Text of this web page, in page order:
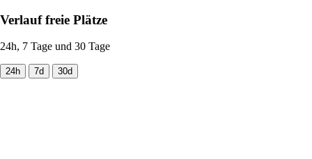
Verlauf freie Plätze
24h, 7 Tage und 30 Tage
24h 7d 30d